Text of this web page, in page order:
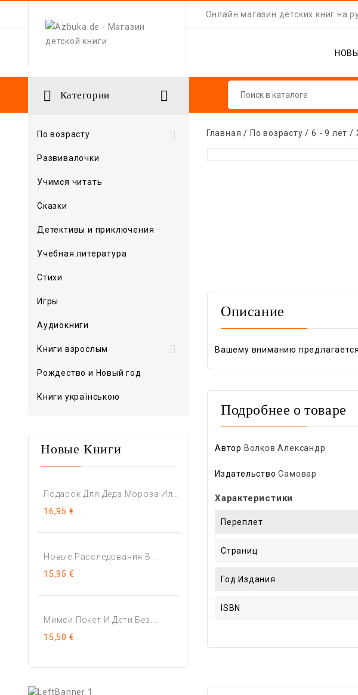
Онлайн магазин детских книг на
 Категории 

По возрасту
Развивалочки
Учимся читать
Сказки
Детективы и приключения
Учебная литература
Стихи
Игры
Аудиокниги

Книги взрослым
Рождество и Новый год
Книги українською
Новые Книги
16,95 €
Новые Расследования В...
15,95 €
Мимси Покет И Дети Без...
15,50 €
Главная По возрасту 6 - 9 лет
Описание
Вашему вниманию
Подробнее о товаре
Автор Волков Александр
Издательство Самовар
Характеристики
Переплет
Страниц
Год Издания
ISBN